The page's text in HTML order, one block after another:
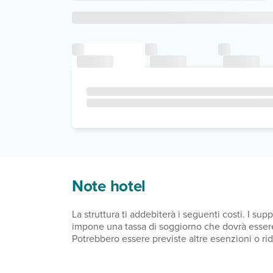
Note hotel
La struttura ti addebiterà i seguenti costi. I
impone una tassa di soggiorno che dovrà
Potrebbero essere previste altre esenzioni o